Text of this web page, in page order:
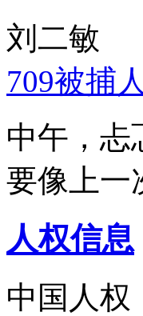
刘二敏
709被捕
中午，忐
要像上一
人权信息
中国人权